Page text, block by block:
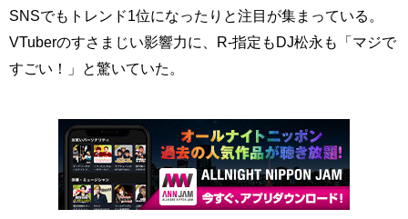
SNSでもトレンド1位になったりと注目が集まっている。
VTuberのすさまじい影響力に、R-指定もDJ松永も「マジで
すごい！」と驚いていた。